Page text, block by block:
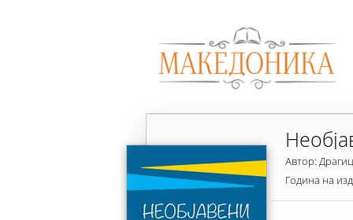
Автор:
Година на